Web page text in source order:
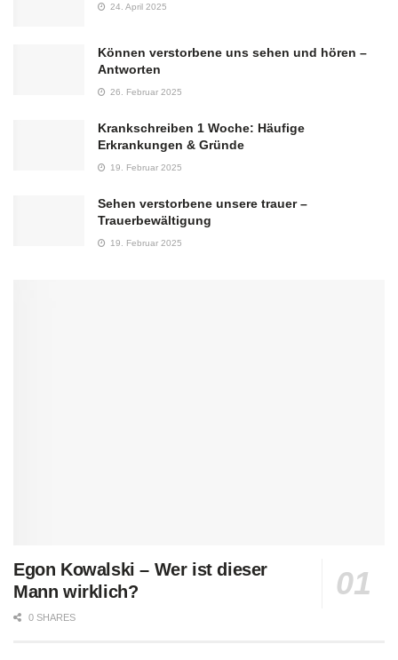
24. April 2025
Können verstorbene uns sehen und hören –
Antworten
26. Februar 2025
Krankschreiben 1 Woche: Häufige
Erkrankungen & Gründe
19. Februar 2025
Sehen verstorbene unsere trauer –
Trauerbewältigung
19. Februar 2025
Egon Kowalski – Wer ist dieser
Mann wirklich?
0 SHARES